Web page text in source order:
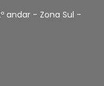
andar - Zona Sul -